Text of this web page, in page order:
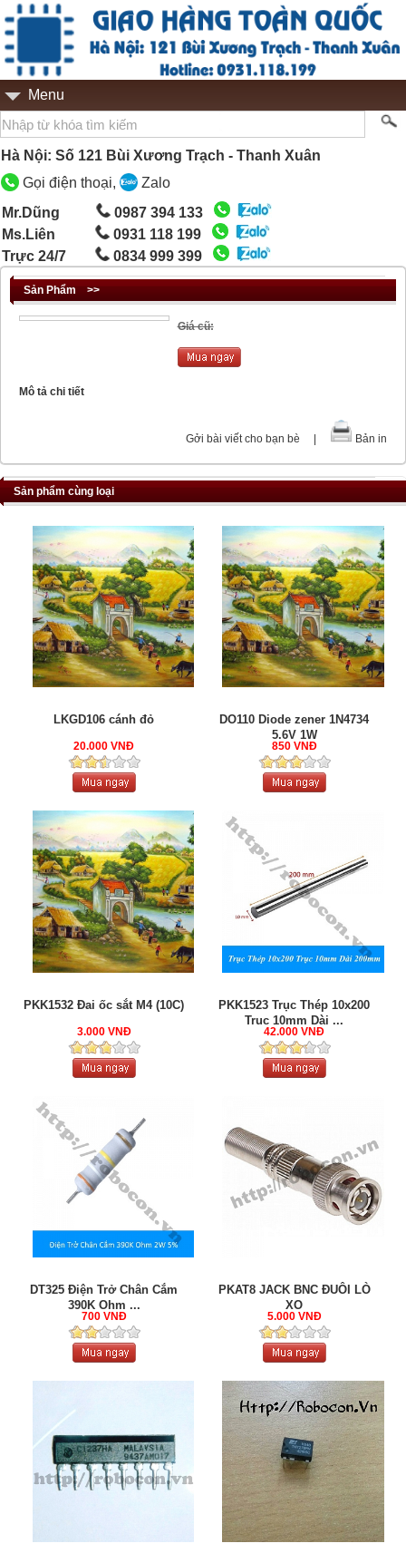
Menu
Hà Nội: Số 121 Bùi Xương Trạch - Thanh Xuân
Gọi điện thoại,
Zalo
Mr.Dũng
0987 394 133
Ms.Liên
0931 118 199
Trực 24/7
0834 999 399
Sản Phẩm >>
Giá cũ:
Mô tả chi tiết
Gởi bài viết cho bạn bè Bản in
Sản phẩm cùng loại
LKGD106 cánh đỏ
20.000 VNĐ
DO110 Diode zener 1N4734
5.6V 1W
850 VNĐ
PKK1532 Đai ốc sắt M4 (10C)
3.000 VNĐ
PKK1523 Trục Thép 10x200
Trục 10mm Dài ...
42.000 VNĐ
DT325 Điện Trở Chân Cắm
390K Ohm ...
700 VNĐ
PKAT8 JACK BNC ĐUÔI LÒ
XO
5.000 VNĐ